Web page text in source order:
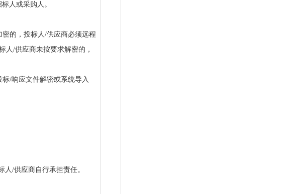
人或采购人。
的，投标人/供应商必须远程
人/供应商未按要求解密的，
/响应文件解密或系统导入
/供应商自行承担责任。